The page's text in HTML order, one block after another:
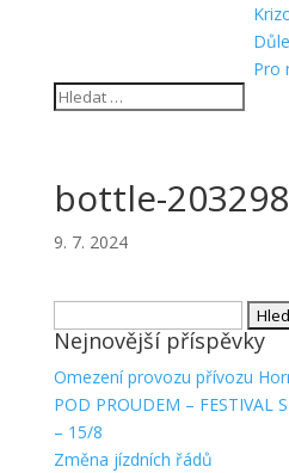
Pro
bottle-
9. 7. 2024
Nejnovější příspěvky
Omezení provozu přívozu
POD PROUDEM – FESTIVAL
– 15/8
Změna jízdních řádů